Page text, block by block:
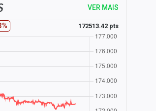
VER MAIS
172513.42 pts